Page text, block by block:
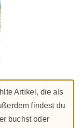
Artikel, die als
findest du
buchst oder